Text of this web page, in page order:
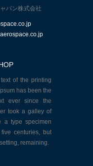
パン株式会社
of the printing
has been the
ever since the
took a galley of
a type specimen
centuries, but
remaining.